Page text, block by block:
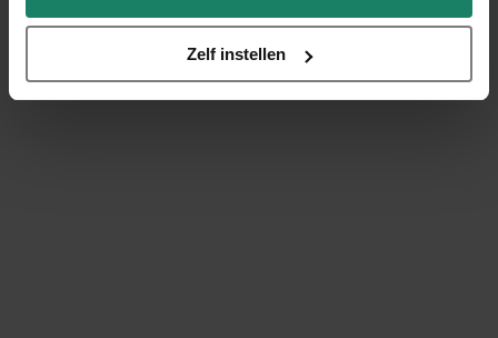
Zelf instellen